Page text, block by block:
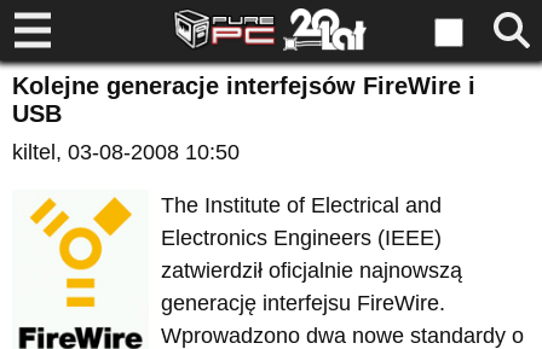
Kolejne generacje interfejsów FireWire i
USB
kiltel , 03-08-2008 10:50
The Institute of Electrical and
Electronics Engineers (IEEE)
zatwierdził oficjalnie najnowszą
generację interfejsu FireWire.
Wprowadzono dwa nowe standardy o